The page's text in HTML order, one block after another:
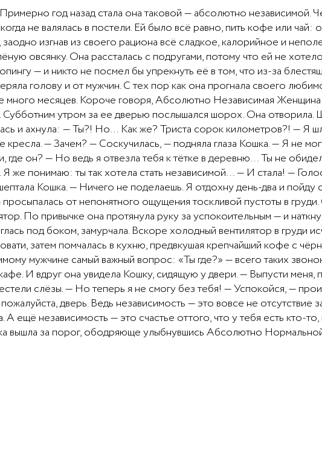
год назад стала она таковой — абсолютно независимой.
не валялась в постели. Ей было всё равно, пить кофе или чай:
изгнав из своего рациона всё сладкое, калорийное и
овсянку. Она рассталась с подругами, потому что ей не
— и никто не посмел бы упрекнуть её в том, что из-за
голову и от мужчин. С тех пор как она прогнала своего
много месяцев. Короче говоря, Абсолютно Независимая Женщина
утром за ее дверью послышался шорох. Она отворила.
и ахнула: — Ты?! Но… Как же? Триста сорок километров?! — Я
— Зачем? — Соскучилась, — подняла глаза Кошка. — Я не
где он? — Но ведь я отвезла тебя к тётке в деревню… Ты не
же понимаю: ты так хотела стать независимой… — И стала! —
Кошка. — Ничего не поделаешь. Я отдохну день-два и пойду
от непонятного ощущения тоскливой пустоты в
По привычке она протянула руку за успокоительным — и
под боком, замурчала. Вскоре холодный вентилятор в груди
затем помчалась в кухню, предвкушая крепчайший кофе с
мужчине самый важный вопрос: «Ты где?» — всего таких
И вдруг она увидела Кошку, сидящую у двери. — Выпусти меня,
слёзы. — Но теперь я не смогу без тебя! — Успокойся, —
дверь. Ведь независимость — это вовсе не отсутствие
А ещё независимость — это счастье оттого, что у тебя есть кто-
вышла за порог, ободряюще улыбнувшись Абсолютно